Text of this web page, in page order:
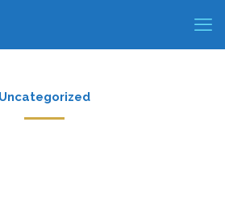
Uncategorized